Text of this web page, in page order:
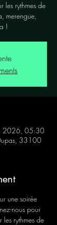
les rythmes de
merengue,
!
2026, 05:30
33100
une soirée
nous pour
les rythmes de